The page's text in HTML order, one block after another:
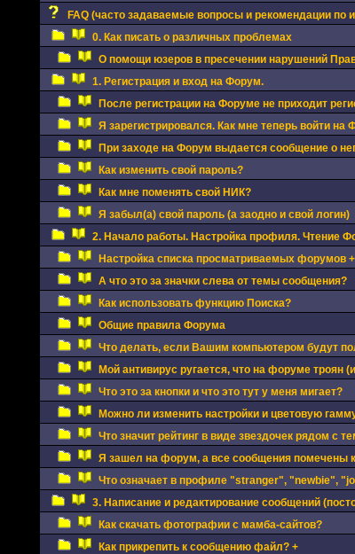
FAQ (часто задаваемые вопросы и рекомендации по
0. Как писать о различных проблемах
О помощи юзеров в пресечении нарушений
1. Регистрация и вход на Форум.
После регистрации на Форуме не приходит
Я зарегистрировался. Как мне теперь войти на
При заходе на Форум выдается сообщение о
Как изменить свой пароль?
Как мне поменять свой НИК?
Я забыл(а) свой пароль (а заодно и свой логин)
2. Начало работы. Настройка профиля. Чтение
Настройка списка просматриваемых форумов +
А что это за значки слева от темы сообщения?
Как использовать функцию Поиска?
Общие правила Форума
Что делать, если Вашим компьютером будут
Мой антивирус ругается, что на форуме троян
Что это за кнопки и что это тут у меня мигает?
Можно ли изменить настройки и цветовую
Что значит рейтинг в виде звездочек рядом с
Я зашел на форум, а все сообщения помечены
Что означает в профиле "stranger", "newbie",
3. Написание и редактирование сообщений
Как скачать фотографии с мамба-сайтов?
Как прикрепить к сообщению файл? +